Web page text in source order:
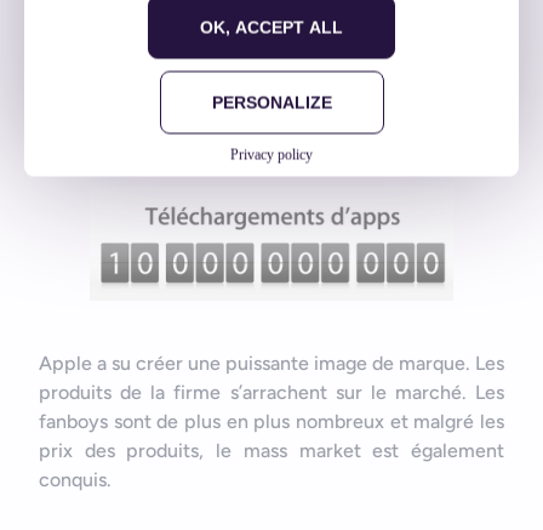
OK, ACCEPT ALL
PERSONALIZE
Privacy policy
Ou encore ceci :
Apple a su créer une puissante image de marque. Les
produits de la firme s’arrachent sur le marché. Les
fanboys sont de plus en plus nombreux et malgré les
prix des produits, le mass market est également
conquis.